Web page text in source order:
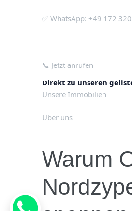
✅ WhatsApp: +49 172
|
📞 Jetzt anrufen
Direkt zu unseren
Unsere Immobilien
|
Über uns
Warum